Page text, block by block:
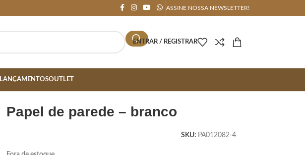
ASSINE NOSSA NEWSLETTER!
ENTRAR / REGISTRAR
LANÇAMENTOSOUTLET
papel de parede – branco
SKU: PA012082-4